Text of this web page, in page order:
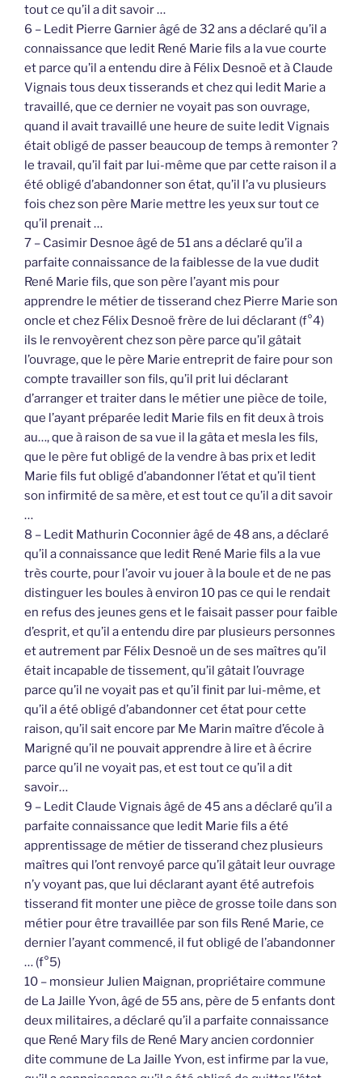
tout ce qu’il a dit savoir …
6 – Ledit Pierre Garnier âgé de 32 ans a déclaré qu’il a
connaissance que ledit René Marie fils a la vue courte
et parce qu’il a entendu dire à Félix Desnoë et à Claude
Vignais tous deux tisserands et chez qui ledit Marie a
travaillé, que ce dernier ne voyait pas son ouvrage,
quand il avait travaillé une heure de suite ledit Vignais
était obligé de passer beaucoup de temps à remonter ?
le travail, qu’il fait par lui-même que par cette raison il a
été obligé d’abandonner son état, qu’il l’a vu plusieurs
fois chez son père Marie mettre les yeux sur tout ce
qu’il prenait …
7 – Casimir Desnoe âgé de 51 ans a déclaré qu’il a
parfaite connaissance de la faiblesse de la vue dudit
René Marie fils, que son père l’ayant mis pour
apprendre le métier de tisserand chez Pierre Marie son
oncle et chez Félix Desnoë frère de lui déclarant (f°4)
ils le renvoyèrent chez son père parce qu’il gâtait
l’ouvrage, que le père Marie entreprit de faire pour son
compte travailler son fils, qu’il prit lui déclarant
d’arranger et traiter dans le métier une pièce de toile,
que l’ayant préparée ledit Marie fils en fit deux à trois
au…, que à raison de sa vue il la gâta et mesla les fils,
que le père fut obligé de la vendre à bas prix et ledit
Marie fils fut obligé d’abandonner l’état et qu’il tient
son infirmité de sa mère, et est tout ce qu’il a dit savoir
…
8 – Ledit Mathurin Coconnier âgé de 48 ans, a déclaré
qu’il a connaissance que ledit René Marie fils a la vue
très courte, pour l’avoir vu jouer à la boule et de ne pas
distinguer les boules à environ 10 pas ce qui le rendait
en refus des jeunes gens et le faisait passer pour faible
d’esprit, et qu’il a entendu dire par plusieurs personnes
et autrement par Félix Desnoë un de ses maîtres qu’il
était incapable de tissement, qu’il gâtait l’ouvrage
parce qu’il ne voyait pas et qu’il finit par lui-même, et
qu’il a été obligé d’abandonner cet état pour cette
raison, qu’il sait encore par Me Marin maître d’école à
Marigné qu’il ne pouvait apprendre à lire et à écrire
parce qu’il ne voyait pas, et est tout ce qu’il a dit
savoir…
9 – Ledit Claude Vignais âgé de 45 ans a déclaré qu’il a
parfaite connaissance que ledit Marie fils a été
apprentissage de métier de tisserand chez plusieurs
maîtres qui l’ont renvoyé parce qu’il gâtait leur ouvrage
n’y voyant pas, que lui déclarant ayant été autrefois
tisserand fit monter une pièce de grosse toile dans son
métier pour être travaillée par son fils René Marie, ce
dernier l’ayant commencé, il fut obligé de l’abandonner
… (f°5)
10 – monsieur Julien Maignan, propriétaire commune
de La Jaille Yvon, âgé de 55 ans, père de 5 enfants dont
deux militaires, a déclaré qu’il a parfaite connaissance
que René Mary fils de René Mary ancien cordonnier
dite commune de La Jaille Yvon, est infirme par la vue,